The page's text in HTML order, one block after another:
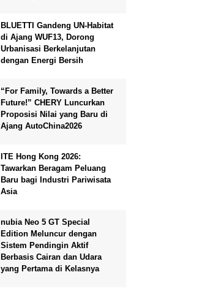
BLUETTI Gandeng UN-Habitat
di Ajang WUF13, Dorong
Urbanisasi Berkelanjutan
dengan Energi Bersih
“For Family, Towards a Better
Future!” CHERY Luncurkan
Proposisi Nilai yang Baru di
Ajang AutoChina2026
ITE Hong Kong 2026:
Tawarkan Beragam Peluang
Baru bagi Industri Pariwisata
Asia
nubia Neo 5 GT Special
Edition Meluncur dengan
Sistem Pendingin Aktif
Berbasis Cairan dan Udara
yang Pertama di Kelasnya